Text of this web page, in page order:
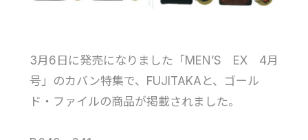
3月6日に発売になりました「MEN’S EX 4月
号」のカバン特集で、FUJITAKAと、ゴール
ド・ファイルの商品が掲載されました。